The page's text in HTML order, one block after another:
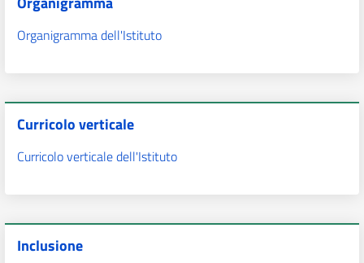
Organigramma dell'Istituto
Curricolo verticale
Curricolo verticale dell'Istituto
Inclusione